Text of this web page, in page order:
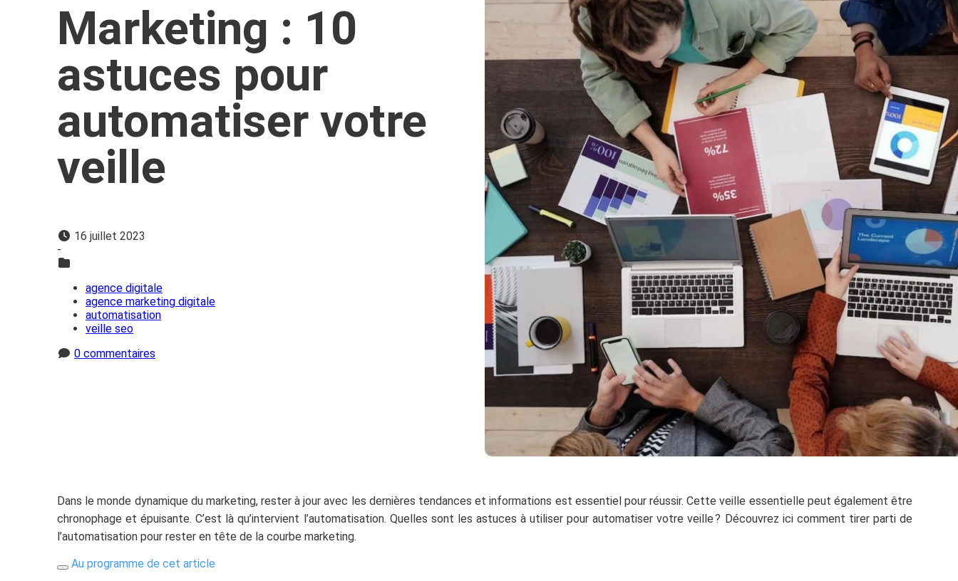
Marketing : 10
astuces pour
automatiser votre
veille
16 juillet 2023
-
agence digitale
agence marketing digitale
automatisation
veille seo
0 commentaires
Dans le monde dynamique du marketing, rester à jour avec les dernières tendances et informations est essentiel pour réussir. Cette veille essentielle peut également être
chronophage et épuisante. C’est là qu’intervient l’automatisation. Quelles sont les astuces à utiliser pour automatiser votre veille ? Découvrez ici comment tirer parti de
l’automatisation pour rester en tête de la courbe marketing.
Au programme de cet article